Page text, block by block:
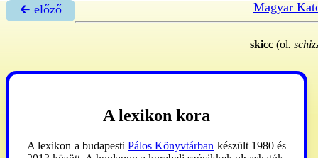
🡰 előző Magyar
skicc(ol.
A lexikon kora
A lexikon a budapesti Pálos Könyvtárban készült 1980 és